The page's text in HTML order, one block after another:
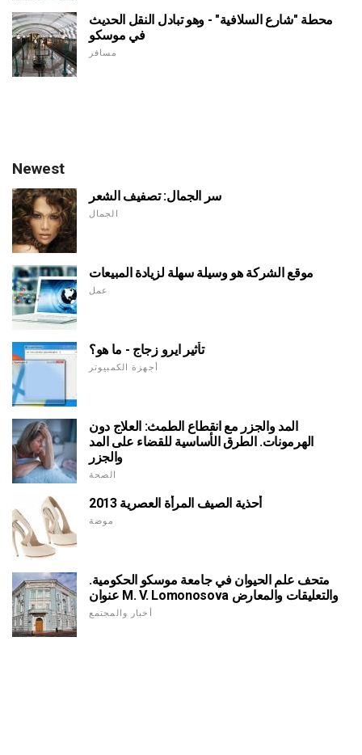
محطة "شارع السلافية" - وهو تبادل النقل الحديث
في موسكو
مسافر
Newest
سر الجمال: تصفيف الشعر
الجمال
موقع الشركة هو وسيلة سهلة لزيادة المبيعات
عمل
تأثير ايرو زجاج - ما هو؟
أجهزة الكمبيوتر
المد والجزر مع انقطاع الطمث: العلاج دون
الهرمونات. الطرق الأساسية للقضاء على المد
والجزر
الصحة
أحذية الصيف المرأة العصرية 2013
موضة
متحف علم الحيوان في جامعة موسكو الحكومية.
عنوان M. V. Lomonosova والتعليقات والمعارض
أخبار والمجتمع